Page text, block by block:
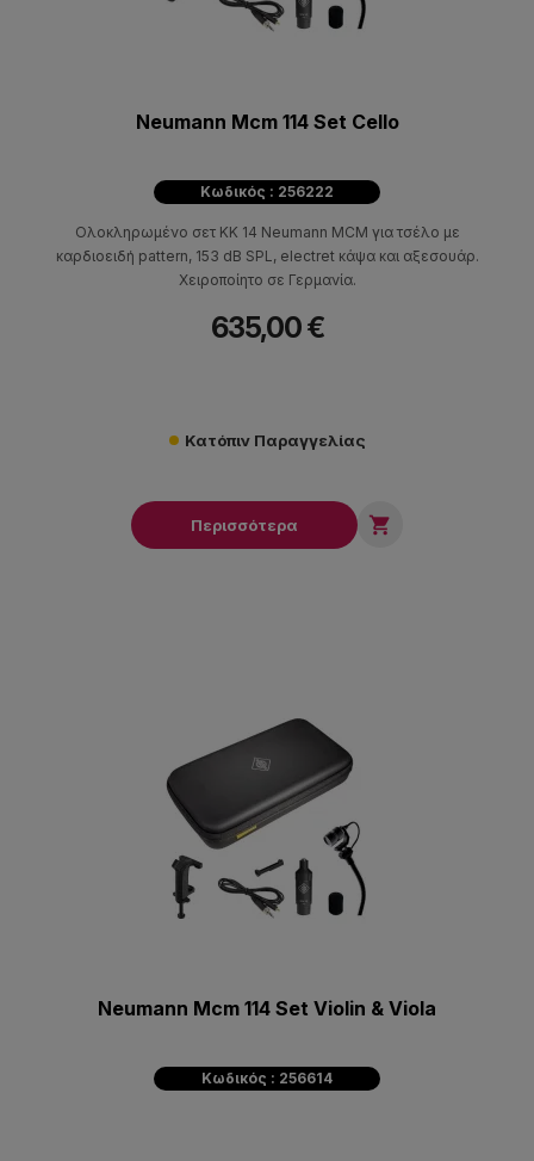
Neumann Mcm 114 Set Cello
Κωδικός : 256222
Ολοκληρωμένο σετ KK 14 Neumann MCM για τσέλο με
καρδιοειδή pattern, 153 dB SPL, electret κάψα και αξεσουάρ.
Χειροποίητο σε Γερμανία.
635,00 €
Κατόπιν Παραγγελίας
Περισσότερα 
Neumann Mcm 114 Set Violin & Viola
Κωδικός : 256614